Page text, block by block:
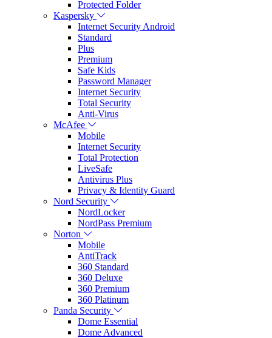
Protected Folder
Kaspersky
Internet Security Android
Standard
Plus
Premium
Safe Kids
Password Manager
Internet Security
Total Security
Anti-Virus
McAfee
Mobile
Internet Security
Total Protection
LiveSafe
Antivirus Plus
Privacy & Identity Guard
Nord Security
NordLocker
NordPass Premium
Norton
Mobile
AntiTrack
360 Standard
360 Deluxe
360 Premium
360 Platinum
Panda Security
Dome Essential
Dome Advanced